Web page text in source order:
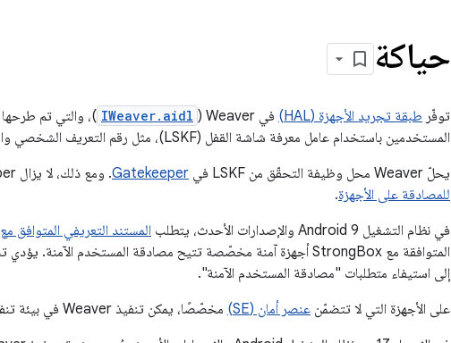
حياكة
توفّر طبقة تجريد الأجهزة (HAL) في Weaver‏ ( IWeaver.aidl
المستخدمين باستخدام عامل معرفة شاشة القفل (LSKF)، مثل رقم التعريف الشخصي والنمط وكلمة المرور.
يحلّ Weaver محل وظيفة التحقّق من LSKF في
Gatekeeper. ومع ذلك، لا يزال Gatekeeper يُستخدم لإنشاء
للمصادقة على الأجهزة.
في نظام التشغيل Android 9 والإصدارات الأحدث، يتطلب
المستند التعريفي المتوافق مع Android‏ (CDD) 9.11.2
إلى استيفاء متطلبات "مصادقة المستخدم الآمنة".
على الأجهزة التي لا تتضمّن عنصر أمان (SE) مخصّصًا، يمكن تنفيذ Weaver في بيئة تنفيذ موثوقة (TEE) مثل